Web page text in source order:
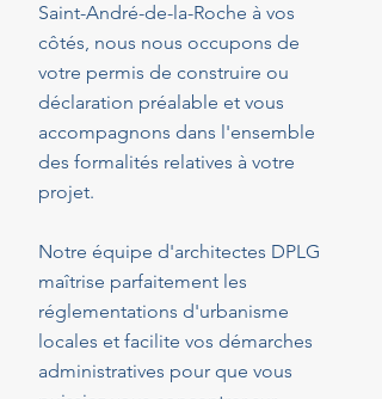
Saint-André-de-la-Roche à vos
côtés, nous nous occupons de
votre permis de construire ou
déclaration préalable et vous
accompagnons dans l'ensemble
des formalités relatives à votre
projet.
Notre équipe d'architectes DPLG
maîtrise parfaitement les
réglementations d'urbanisme
locales et facilite vos démarches
administratives pour que vous